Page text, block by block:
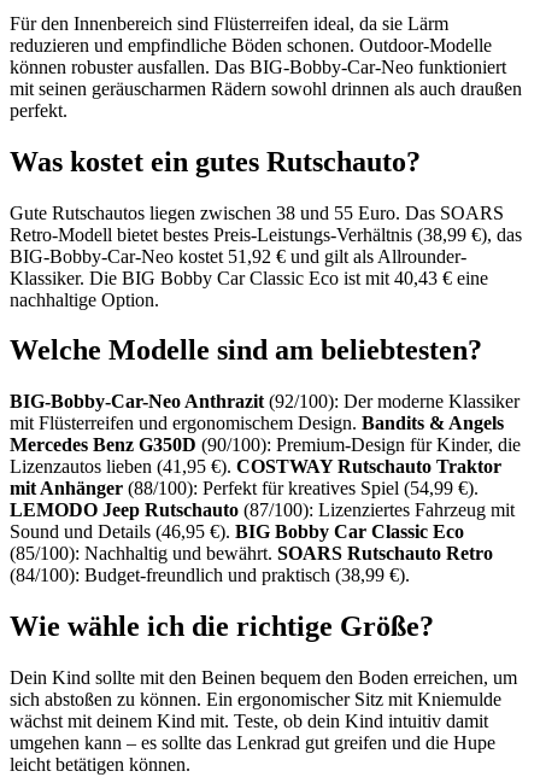
Für den Innenbereich sind Flüsterreifen ideal, da sie Lärm
reduzieren und empfindliche Böden schonen. Outdoor-Modelle
können robuster ausfallen. Das BIG-Bobby-Car-Neo funktioniert
mit seinen geräuscharmen Rädern sowohl drinnen als auch draußen
perfekt.
Was kostet ein gutes Rutschauto?
Gute Rutschautos liegen zwischen 38 und 55 Euro. Das SOARS
Retro-Modell bietet bestes Preis-Leistungs-Verhältnis (38,99 €), das
BIG-Bobby-Car-Neo kostet 51,92 € und gilt als Allrounder-
Klassiker. Die BIG Bobby Car Classic Eco ist mit 40,43 € eine
nachhaltige Option.
Welche Modelle sind am beliebtesten?
BIG-Bobby-Car-Neo Anthrazit (92/100): Der moderne Klassiker
mit Flüsterreifen und ergonomischem Design. Bandits & Angels
Mercedes Benz G350D (90/100): Premium-Design für Kinder, die
Lizenzautos lieben (41,95 €). COSTWAY Rutschauto Traktor
mit Anhänger (88/100): Perfekt für kreatives Spiel (54,99 €).
LEMODO Jeep Rutschauto (87/100): Lizenziertes Fahrzeug mit
Sound und Details (46,95 €). BIG Bobby Car Classic Eco
(85/100): Nachhaltig und bewährt. SOARS Rutschauto Retro
(84/100): Budget-freundlich und praktisch (38,99 €).
Wie wähle ich die richtige Größe?
Dein Kind sollte mit den Beinen bequem den Boden erreichen, um
sich abstoßen zu können. Ein ergonomischer Sitz mit Kniemulde
wächst mit deinem Kind mit. Teste, ob dein Kind intuitiv damit
umgehen kann – es sollte das Lenkrad gut greifen und die Hupe
leicht betätigen können.